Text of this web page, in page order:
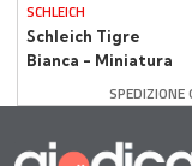
SCHLEICH
Schleich Tigre
Bianca - Miniatura